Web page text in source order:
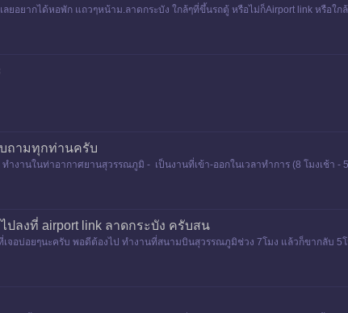
ยอยากได้หอพัก แถวๆหน้าม.ลาดกระบัง ใกล้ๆที่ขึ้นรถตู้ หรือไม่ก็Airport link หรือ
ถามทุกท่านครับ
ำงานในท่าอากาศยานสุวรรณภูมิ - เป็นงานที่เข้า-ออกในเวลาทำการ (8 โมงเช้า
ลงที่ airport link ลาดกระบัง ครับสน
จอบ่อยๆนะครับ พอดีต้องไป ทำงานที่สนามบินสุวรรณภูมิช่วง 7โมง แล้วก็ขากลับ 5